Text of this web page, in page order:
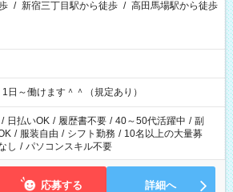
/ 新宿三丁目駅から徒歩 / 高田馬場駅から徒歩
～働けます＾＾（規定あり）
/ 日払いOK / 履歴書不要 / 40～50代活躍中 / 副
/ 服装自由 / シフト勤務 / 10名以上の大量募
し / パソコンスキル不要
応募する 詳細へ